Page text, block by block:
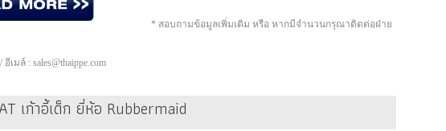
* สอบถามข้อมูลเพิ่มเติม หรือ หากมีจำนวนกรุณาติดต่อฝ่าย
เมล์ : sales@thaippe.com
เก้าอี้เด็ก ยี่ห้อ Rubbermaid